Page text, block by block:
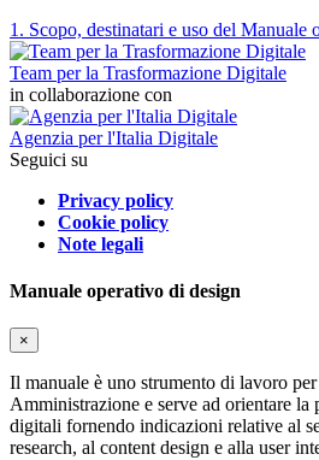
1. Scopo, destinatari e uso del Manuale
Team per la Trasformazione Digitale
in collaborazione con
Agenzia per l'Italia Digitale
Seguici su
Privacy policy
Cookie policy
Note legali
Manuale operativo di design
×
Il manuale è uno strumento di lavoro
Amministrazione e serve ad orientare la
digitali fornendo indicazioni relative al
research, al content design e alla user